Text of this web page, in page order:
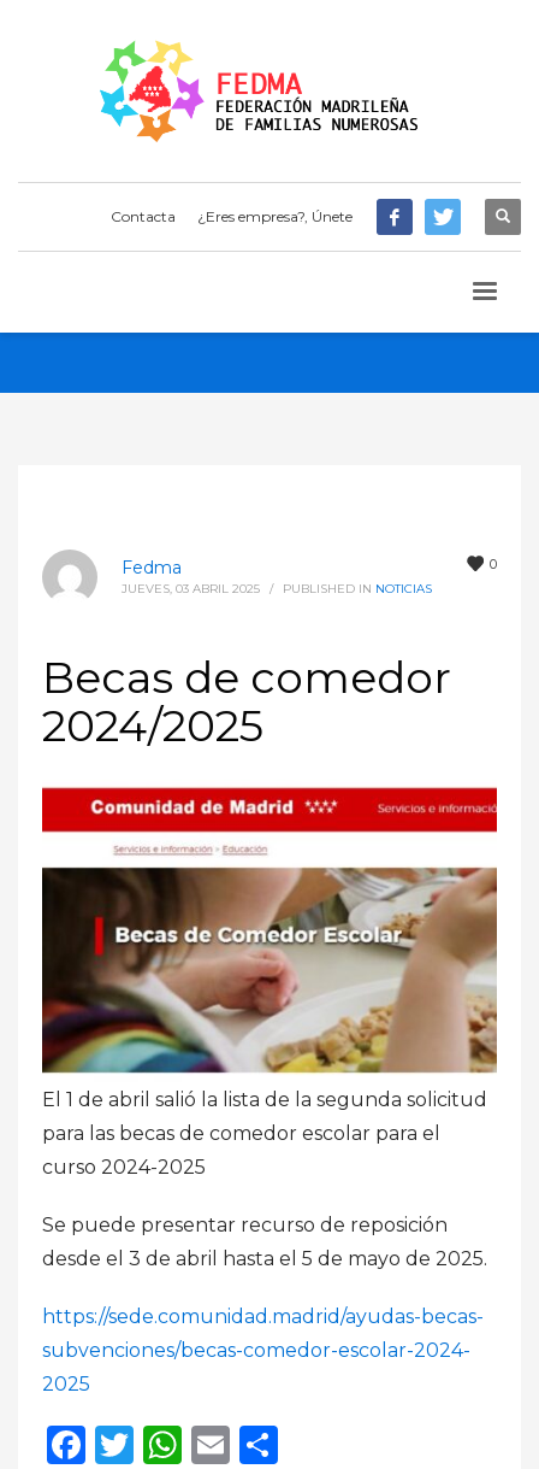
Contacta ¿Eres empresa?, Únete
0
Fedma
JUEVES, 03 ABRIL 2025 / PUBLISHED IN NOTICIAS
Becas de comedor
2024/2025
El 1 de abril salió la lista de la segunda solicitud
para las becas de comedor escolar para el
curso 2024-2025
Se puede presentar recurso de reposición
desde el 3 de abril hasta el 5 de mayo de 2025.
https://sede.comunidad.madrid/ayudas-becas-
subvenciones/becas-comedor-escolar-2024-
2025
Facebook
Twitter
WhatsApp
Email